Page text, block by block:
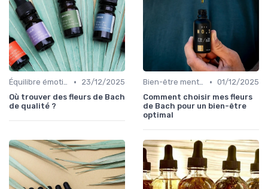
Équilibre émotionnel •
23/12/2025
Où trouver des fleurs de Bach
de qualité ?
Bien-être mental • 01/12/2025
Comment choisir mes fleurs
de Bach pour un bien-être
optimal